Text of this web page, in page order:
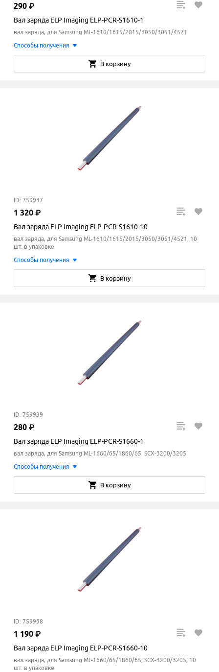
290 ₽
Вал заряда ELP Imaging ELP-PCR-S1610-1
вал заряда, для Samsung ML-1610/1615/2015/3050/3051/4521
Способы получения
В корзину
ID: 759937
1 320 ₽
Вал заряда ELP Imaging ELP-PCR-S1610-10
вал заряда, для Samsung ML-1610/1615/2015/3050/3051/4521, 10
шт. в упаковке
Способы получения
В корзину
ID: 759939
280 ₽
Вал заряда ELP Imaging ELP-PCR-S1660-1
вал заряда, для Samsung ML-1660/65/1860/65, SCX-3200/3205
Способы получения
В корзину
ID: 759938
1 190 ₽
Вал заряда ELP Imaging ELP-PCR-S1660-10
вал заряда, для Samsung ML-1660/65/1860/65, SCX-3200/3205, 10
шт. в упаковке